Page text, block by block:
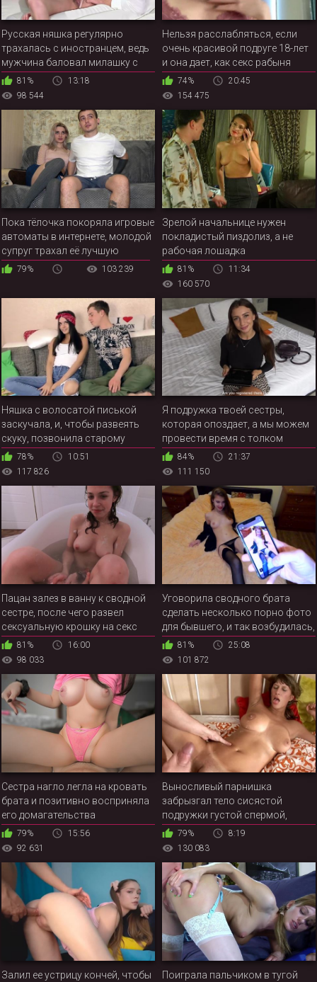
Русская няшка регулярно
трахалась с иностранцем, ведь
мужчина баловал милашку с
волосатой киской дорогими
подарками
81%
13:18
98 544
Нельзя расслабляться, если
очень красивой подруге 18-лет
и она дает, как секс рабыня
74%
20:45
154 475
Пока тёлочка покоряла игровые
автоматы в интернете, молодой
супруг трахал её лучшую
подружку
79% 103 239
Зрелой начальнице нужен
покладистый пиздолиз, а не
рабочая лошадка
81%
11:34
160 570
Няшка с волосатой писькой
заскучала, и, чтобы развеять
скуку, позвонила старому
приятелю, который был не
против приехать на быстрый
78%
10:51
117 826
Я подружка твоей сестры,
которая опоздает, а мы можем
провести время с толком
84%
21:37
111 150
Пацан залез в ванну к сводной
сестре, после чего развел
сексуальную крошку на секс
81%
16:00
98 033
Уговорила сводного брата
сделать несколько порно фото
для бывшего, и так возбудилась,
что дала
81%
25:08
101 872
Сестра нагло легла на кровать
брата и позитивно восприняла
его домагательства
79%
15:56
92 631
Выносливый парнишка
забрызгал тело сисястой
подружки густой спермой,
после жаркой ебли
79%
8:19
130 083
Залил ее устрицу кончей, чтобы
Поиграла пальчиком в тугой